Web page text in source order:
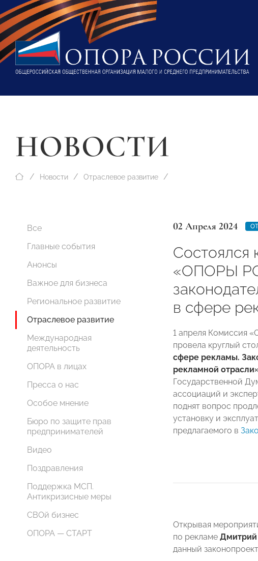
НОВОСТИ
Новости Отраслевое развитие
Все
Главные события
Анонсы
Важное для бизнеса
Региональное развитие
Отраслевое развитие
Международная
деятельность
ОПОРА в лицах
Пресса о нас
Особое мнение
Бюро по защите прав
предпринимателей
Видео
Поздравления
Поддержка МСП.
Антикризисные меры
СВОй бизнес
ОПОРА — СТАРТ
02 Апреля 2024
Состоялся
«ОПОРЫ
в сфере
1 апреля Комиссия
провела круглый
сфере рекламы.
рекламной
Государственной
ассоциаций и
поднят вопрос
установку и
предлагаемого в
Открывая
по рекламе Дмитрий
данный